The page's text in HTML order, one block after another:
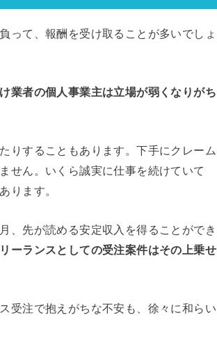
って、報酬を受け取ることが多いでしょ
業者の個人事業主は立場が弱くなりがち
りすることもあります。下手にクレーム
せん。いくら誠実に仕事を続けていて
ります。
、先が読める安定収入を得ることができ
ーランスとしての受注案件はその上乗せ
受注で抱えがちな不安も、徐々に和らい